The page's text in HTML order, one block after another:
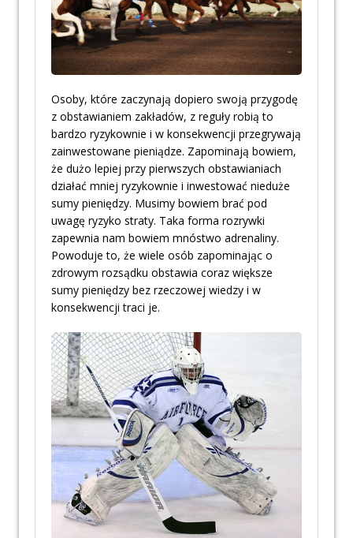
Osoby, które zaczynają dopiero swoją przygodę
z obstawianiem zakładów, z reguły robią to
bardzo ryzykownie i w konsekwencji przegrywają
zainwestowane pieniądze. Zapominają bowiem,
że dużo lepiej przy pierwszych obstawianiach
działać mniej ryzykownie i inwestować nieduże
sumy pieniędzy. Musimy bowiem brać pod
uwagę ryzyko straty. Taka forma rozrywki
zapewnia nam bowiem mnóstwo adrenaliny.
Powoduje to, że wiele osób zapominając o
zdrowym rozsądku obstawia coraz większe
sumy pieniędzy bez rzeczowej wiedzy i w
konsekwencji traci je.